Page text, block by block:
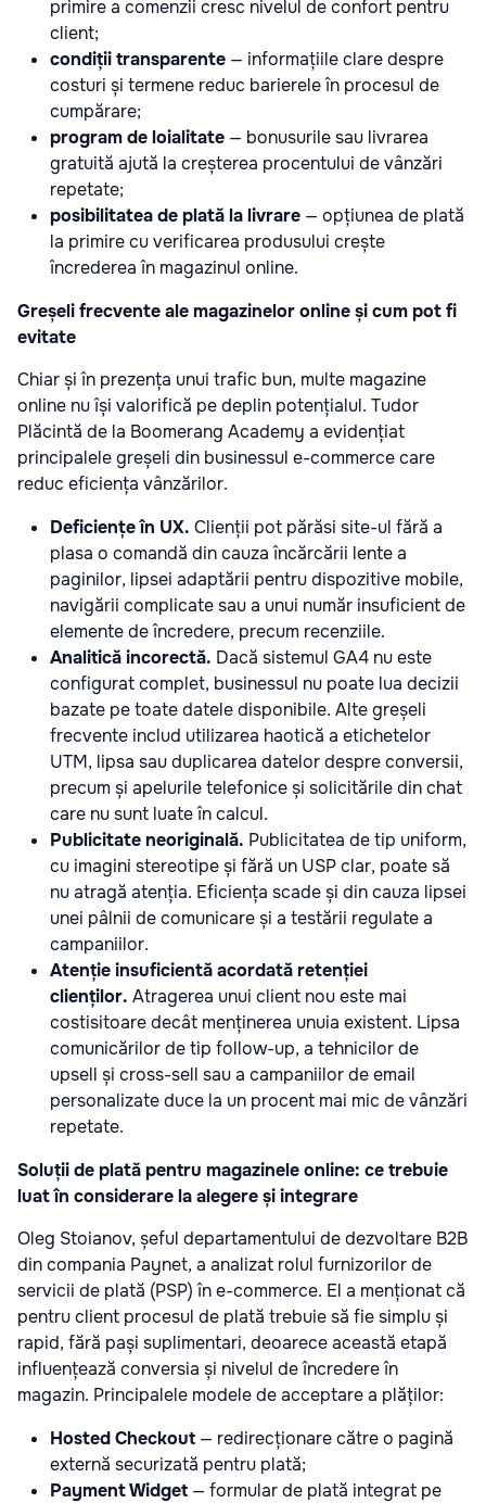
primire a comenzii cresc nivelul de confort pentru
client;
condiții transparente — informațiile clare despre
costuri și termene reduc barierele în procesul de
cumpărare;
program de loialitate — bonusurile sau livrarea
gratuită ajută la creșterea procentului de vânzări
repetate;
posibilitatea de plată la livrare — opțiunea de plată
la primire cu verificarea produsului crește
încrederea în magazinul online.
Greșeli frecvente ale magazinelor online și cum pot fi
evitate
Chiar și în prezența unui trafic bun, multe magazine
online nu își valorifică pe deplin potențialul. Tudor
Plăcintă de la Boomerang Academy a evidențiat
principalele greșeli din businessul e-commerce care
reduc eficiența vânzărilor.
Deficiențe în UX. Clienții pot părăsi site-ul fără a
plasa o comandă din cauza încărcării lente a
paginilor, lipsei adaptării pentru dispozitive mobile,
navigării complicate sau a unui număr insuficient de
elemente de încredere, precum recenziile.
Analitică incorectă. Dacă sistemul GA4 nu este
configurat complet, businessul nu poate lua decizii
bazate pe toate datele disponibile. Alte greșeli
frecvente includ utilizarea haotică a etichetelor
UTM, lipsa sau duplicarea datelor despre conversii,
precum și apelurile telefonice și solicitările din chat
care nu sunt luate în calcul.
Publicitate neoriginală. Publicitatea de tip uniform,
cu imagini stereotipe și fără un USP clar, poate să
nu atragă atenția. Eficiența scade și din cauza lipsei
unei pâlnii de comunicare și a testării regulate a
campaniilor.
Atenție insuficientă acordată retenției
clienților. Atragerea unui client nou este mai
costisitoare decât menținerea unuia existent. Lipsa
comunicărilor de tip follow-up, a tehnicilor de
upsell și cross-sell sau a campaniilor de email
personalizate duce la un procent mai mic de vânzări
repetate.
Soluții de plată pentru magazinele online: ce trebuie
luat în considerare la alegere și integrare
Oleg Stoianov, șeful departamentului de dezvoltare B2B
din compania Paynet, a analizat rolul furnizorilor de
servicii de plată (PSP) în e-commerce. El a menționat că
pentru client procesul de plată trebuie să fie simplu și
rapid, fără pași suplimentari, deoarece această etapă
influențează conversia și nivelul de încredere în
magazin. Principalele modele de acceptare a plăților:
Hosted Checkout — redirecționare către o pagină
externă securizată pentru plată;
Payment Widget — formular de plată integrat pe